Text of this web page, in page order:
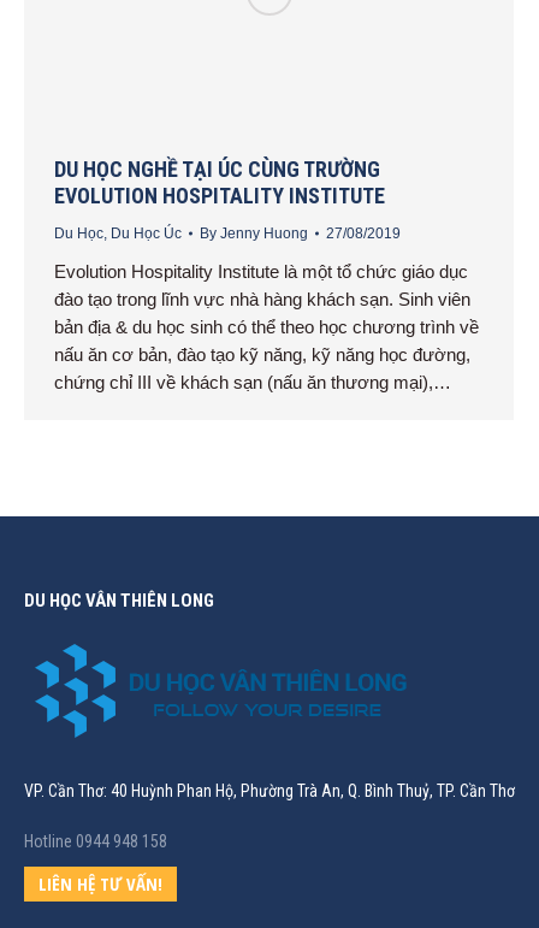
DU HỌC NGHỀ TẠI ÚC CÙNG TRƯỜNG
EVOLUTION HOSPITALITY INSTITUTE
Du Học, Du Học Úc By Jenny Huong 27/08/2019
Evolution Hospitality Institute là một tổ chức giáo dục
đào tạo trong lĩnh vực nhà hàng khách sạn. Sinh viên
bản địa & du học sinh có thể theo học chương trình về
nấu ăn cơ bản, đào tạo kỹ năng, kỹ năng học đường,
chứng chỉ III về khách sạn (nấu ăn thương mại),…
DU HỌC VÂN THIÊN LONG
VP. Cần Thơ: 40 Huỳnh Phan Hộ, Phường Trà An, Q. Bình Thuỷ, TP. Cần Thơ
Hotline 0944 948 158
LIÊN HỆ TƯ VẤN!